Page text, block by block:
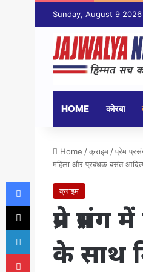
Sunday, August 9 2026
HOME कोरबा
Home /क्राइम /प्रेम
महिला और प्रबंधक बसंत
क्राइम
प्रेम
के साथ
Facebook
X
LinkedIn
Pinterest